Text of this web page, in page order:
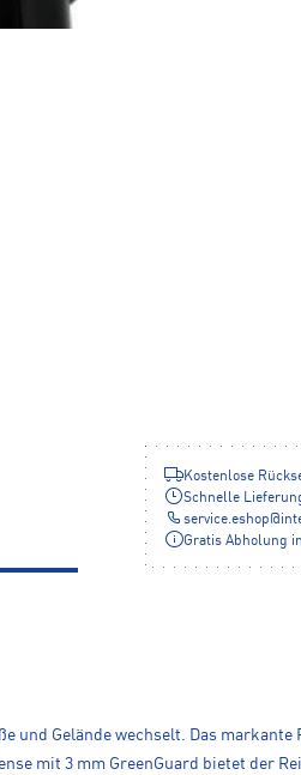
Kostenlose
Schnelle
service.eshop@
Gratis Abholung
und Gelände wechselt. Das
mit 3 mm GreenGuard bietet der